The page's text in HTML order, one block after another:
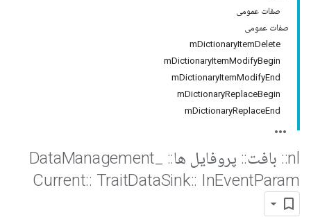
صفات عمومی
صفات عمومی
mDictionaryItemDelete
mDictionaryItemModifyBegin
mDictionaryItemModifyEnd
mDictionaryReplaceBegin
mDictionaryReplaceEnd
nl
:: بافت:: پروفایل ها::
Management
Current:: TraitDataSink:: InEventParam